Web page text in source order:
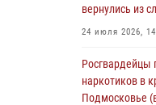
для детей в
05 августа 2026,
При
Росгвардии
организации
вернулись из
24 июля 2026,
Росгвардейцы
наркотиков в
Подмосковье